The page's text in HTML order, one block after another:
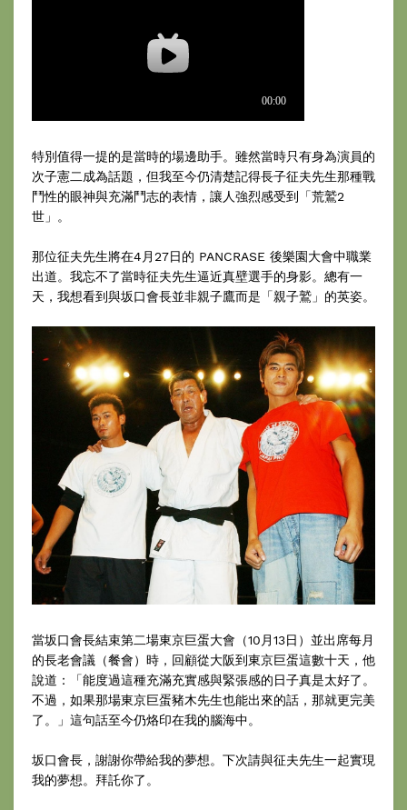
特別值得一提的是當時的場邊助手。雖然當時只有身為演員的
次子憲二成為話題，但我至今仍清楚記得長子征夫先生那種戰
鬥性的眼神與充滿鬥志的表情，讓人強烈感受到「荒鷲2
世」。
那位征夫先生將在4月27日的 PANCRASE 後樂園大會中職業
出道。我忘不了當時征夫先生逼近真壁選手的身影。總有一
天，我想看到與坂口會長並非親子鷹而是「親子鷲」的英姿。
當坂口會長結束第二場東京巨蛋大會（10月13日）並出席每月
的長老會議（餐會）時，回顧從大阪到東京巨蛋這數十天，他
說道：「能度過這種充滿充實感與緊張感的日子真是太好了。
不過，如果那場東京巨蛋豬木先生也能出來的話，那就更完美
了。」這句話至今仍烙印在我的腦海中。
坂口會長，謝謝你帶給我的夢想。下次請與征夫先生一起實現
我的夢想。拜託你了。